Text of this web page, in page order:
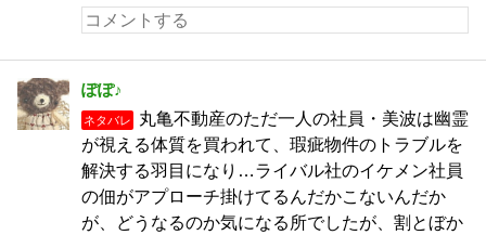
ぽぽ♪
ネタバレ
丸亀不動産のただ一人の社員・美波は幽霊
が視える体質を買われて、瑕疵物件のトラブルを
解決する羽目になり…ライバル社のイケメン社員
の佃がアプローチ掛けてるんだかこないんだか
が、どうなるのか気になる所でしたが、割とぼか